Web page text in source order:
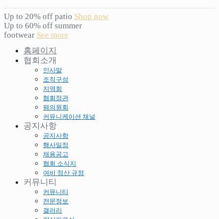
Up to 20% off patio Shop now
Up to 60% off summer
footwear See more
홈페이지
협회소개
인사말
조직구성
지역회
협회정관
평의원회
커뮤니케이션 채널
공지사항
공지사항
행사일정
채용공고
협회 소식지
여비 정산 규정
커뮤니티
커뮤니티
전문정보
갤러리